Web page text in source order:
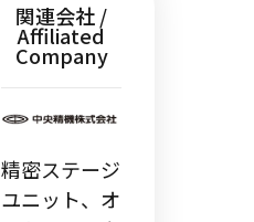
関連会社 /
Affiliated
Company
精密ステージ
ユニット、オ